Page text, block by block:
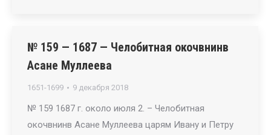
№ 159 — 1687 — Челобитная окочвнинв
Асане Муллеева
1651-1699 9 декабря 2018
№ 159 1687 г. около июля 2. – Челобитная
окочвнинв Асане Муллеева царям Ивану и Петру